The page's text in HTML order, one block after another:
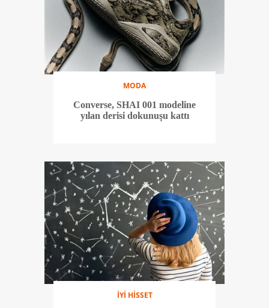
MODA
Converse, SHAI 001 modeline
yılan derisi dokunuşu kattı
İYİ HİSSET